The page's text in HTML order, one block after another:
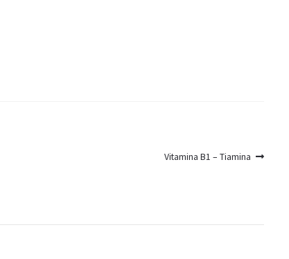
Articolo
Vitamina B1 – Tiamina